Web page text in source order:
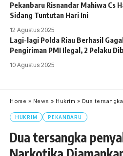
Pekanbaru Risnandar Mahiwa Cs
Sidang Tuntutan Hari Ini
12 Agustus 2025
Lagi-lagi Polda Riau Berhasil
Pengiriman PMI Ilegal, 2 Pelaku
10 Agustus 2025
Home » News » Hukrim » Dua tersangka
HUKRIM PEKANBARU
Dua tersangka